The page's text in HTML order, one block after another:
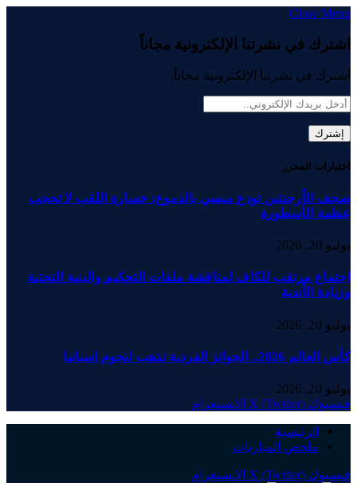
Close Menu
اشترك في نشرتنا الإلكترونية مجاناً
اشترك في نشرتنا الإلكترونية مجاناً.
اختيارات المحرر
صحف الأرجنتين تودع ميسي بالدموع: خسارة اللقب لا تحجب
عظمة الأسطورة
يوليو 20, 2026
اجتماع مرتقب للكاف لمناقشة ملفات التحكيم والبنية التحتية
وزيادة الأندية
يوليو 20, 2026
كأس العالم 2026.. الجوائز الفردية تذهب لنجوم إسبانيا
يوليو 20, 2026
فيسبوك X (Twitter) الانستغرام
الرئيسية
ملخص المباريات
فيسبوك X (Twitter) الانستغرام